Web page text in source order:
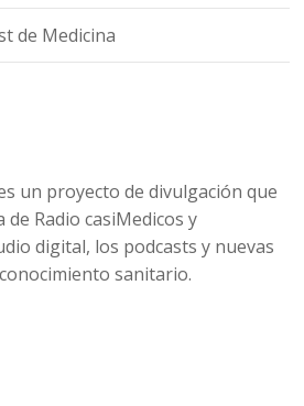
de Medicina
un proyecto de divulgación que
de Radio casiMedicos y
digital, los podcasts y nuevas
sanitario.